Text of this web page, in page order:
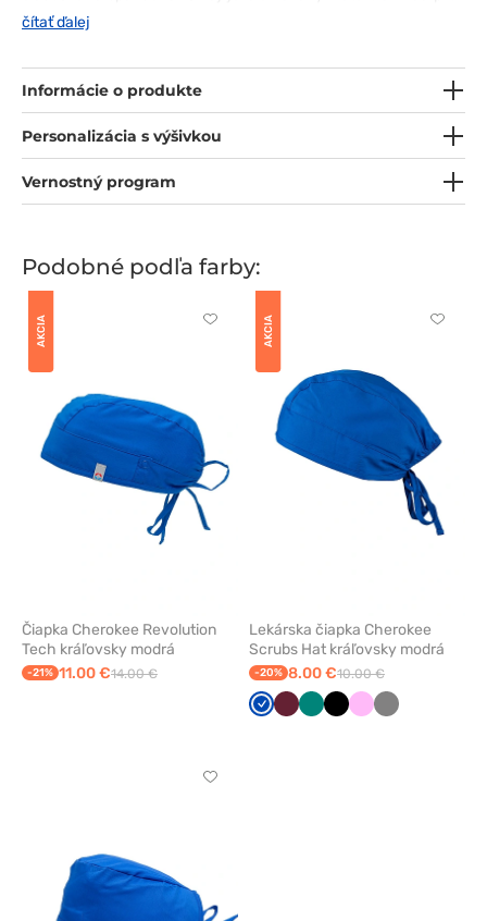
poteniu pre ešte väčšie pohodlie. Vďaka širokej škále
dostupných farieb si ľahko vyberiete model, ktorý bude ladiť s
čítať ďalej
Informácie o produkte
Personalizácia s výšivkou
Vernostný program
Podobné podľa farby:
AKCIA
Kliknite
odstránenie
obľúbených
Čiapka Cherokee Revolution
Tech kráľovsky modrá
-21% 11.00 €14.00 €
AKCIA
Kliknite
Lekárska čiapka Cherokee
Scrubs Hat kráľovsky modrá
-20% 8.00 €10.00 €
KrálovskaČerešňová
ZelenáČiernaRužováTmavo
Kliknite